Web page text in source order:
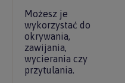
Możesz je
wykorzystać do
okrywania,
zawijania,
wycierania czy
przytulania.